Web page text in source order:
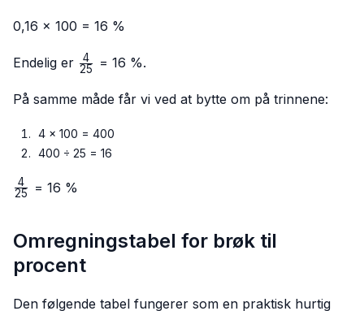
0,16 × 100 = 16 %
Endelig er \frac{4}
25
4 = 16 %.
På samme måde får vi ved at bytte om på trinnene:
4 × 100 = 400
400 ÷ 25 = 16
\frac{4}
25
4 = 16 %
Omregningstabel for brøk til
procent
Den følgende tabel fungerer som en praktisk hurtig